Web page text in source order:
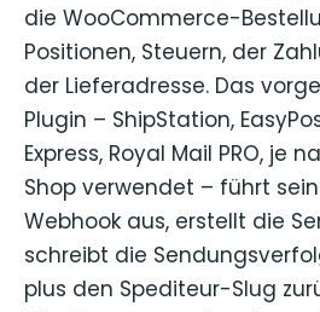
die WooCommerce-
Positionen, Steuern, der
der Lieferadresse. Das
Plugin – ShipStation,
Express, Royal Mail PRO, je
Shop verwendet – führt
Webhook aus, erstellt die
schreibt die
plus den Spediteur-Slug